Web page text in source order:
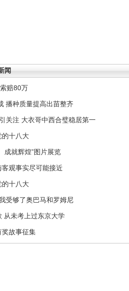
闻
赔80万
播种质量提高出苗整齐
关注 大衣哥中西合璧稳居第一
的十八大
成就辉煌”图片展览
观事实尽可能接近
的十八大
受够了奥巴马和罗姆尼
从未考上过东京大学
奖故事征集